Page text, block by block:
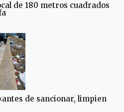
de 180 metros cuadrados
de sancionar, limpien